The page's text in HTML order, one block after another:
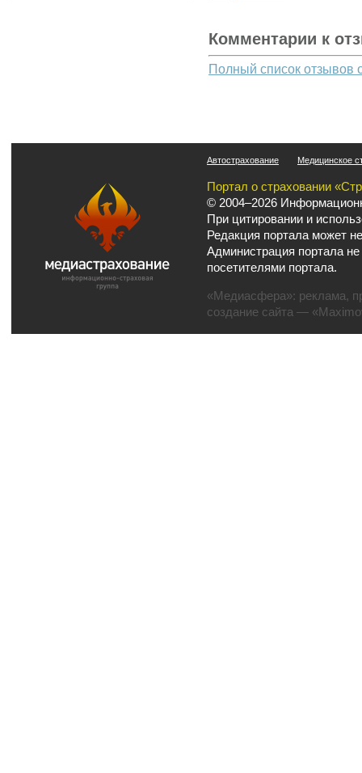
Комментарии к
Полный список отзывов
Автострахование Медицинское
Портал о страховании
© 2004–2026
При цитировании и
Редакция портала может
Администрация портала
посетителями портала.
«Медиасфера»: реклама,
создание сайта —